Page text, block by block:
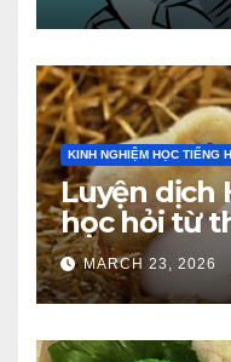
KINH NGHIỆM HỌC TIẾNG
Luyện dịch
học hỏi từ
(Phần 1)
MARCH 23, 2026